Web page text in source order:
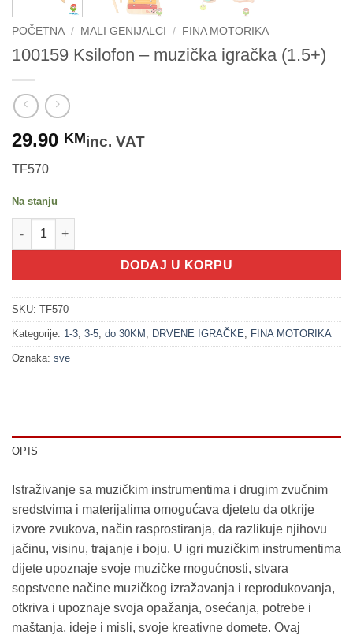
POČETNA / MALI GENIJALCI / FINA MOTORIKA
100159 Ksilofon – muzička igračka (1.5+)
29.90 KMinc. VAT
TF570
Na stanju
100159 Ksilofon - muzička igračka (1.5+) količina
DODAJ U KORPU
SKU: TF570
Kategorije: 1-3 3-5 do 30KM DRVENE IGRAČKE FINA MOTORIKA
Oznaka: sve
OPIS
Istraživanje sa muzičkim instrumentima i drugim zvučnim
sredstvima i materijalima omogućava djetetu da otkrije
izvore zvukova, način rasprostiranja, da razlikuje njihovu
jačinu, visinu, trajanje i boju. U igri muzičkim instrumentima
dijete upoznaje svoje muzičke mogućnosti, stvara
sopstvene načine muzičkog izražavanja i reprodukovanja,
otkriva i upoznaje svoja opažanja, osećanja, potrebe i
maštanja, ideje i misli, svoje kreativne domete. Ovaj